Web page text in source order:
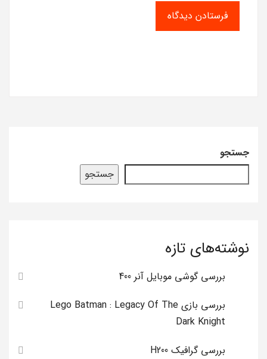
جستجو
جستجو
نوشته‌های تازه
بررسی گوشی موبایل آنر 400
بررسی بازی Lego Batman : Legacy Of The
Dark Knight
بررسی گرافیک H200